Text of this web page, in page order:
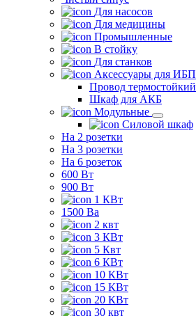
Для насосов
Для медицины
Промышленные
В стойку
Для станков
Аксессуары для ИБП
Провод термостойкий
Шкаф для АКБ
Модульные
Силовой шкаф
На 2 розетки
На 3 розетки
На 6 розеток
600 Вт
900 Вт
1 КВт
1500 Ва
2 квт
3 КВт
5 Квт
6 КВт
10 КВт
15 КВт
20 КВт
30 квт